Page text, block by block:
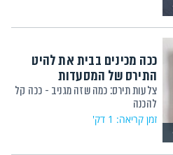
ככה מכינים בבית את להיט
התירס של המסעדות
צלעות תירס: כמה שזה מגניב - ככה קל
להכנה
זמן קריאה: 1 דק'